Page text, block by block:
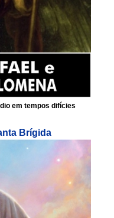
em tempos difícies
Brígida